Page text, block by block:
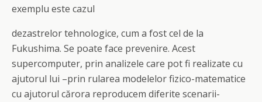
exemplu este cazul
dezastrelor tehnologice, cum a fost cel de la
Fukushima. Se poate face prevenire. Acest
supercomputer, prin analizele care pot fi realizate cu
ajutorul lui –prin rularea modelelor fizico-matematice
cu ajutorul cărora reproducem diferite scenarii-